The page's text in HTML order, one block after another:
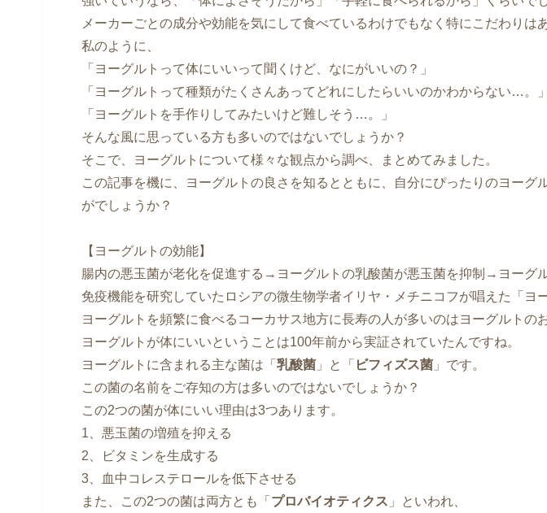
メーカーごとの成分や効能を気にして食べているわけでもなく特にこだわりは
私のように、
「ヨーグルトって体にいいって聞くけど、なにがいいの？」
「ヨーグルトって種類がたくさんあってどれにしたらいいのかわからない…。」
「ヨーグルトを手作りしてみたいけど難しそう…。」
そんな風に思っている方も多いのではないでしょうか？
そこで、ヨーグルトについて様々な観点から調べ、まとめてみました。
この記事を機に、ヨーグルトの良さを知るとともに、自分にぴったりのヨーグ
がでしょうか？
【ヨーグルトの効能】
腸内の悪玉菌が老化を促進する→ヨーグルトの乳酸菌が悪玉菌を抑制→ヨーグ
免疫機能を研究していたロシアの微生物学者イリヤ・メチニコフが唱えた「ヨ
ヨーグルトを頻繁に食べるコーカサス地方に長寿の人が多いのはヨーグルトの
ヨーグルトが体にいいということは100年前から実証されていたんですね。
ヨーグルトに含まれる主な菌は「 乳酸菌 」と「 ビフィズス菌 」です。
この菌の名前をご存知の方は多いのではないでしょうか？
この2つの菌が体にいい理由は3つあります。
1、悪玉菌の増殖を抑える
2、ビタミンを生成する
3、血中コレステロールを低下させる
また、この2つの菌は両方とも「 プロバイオティクス 」といわれ、